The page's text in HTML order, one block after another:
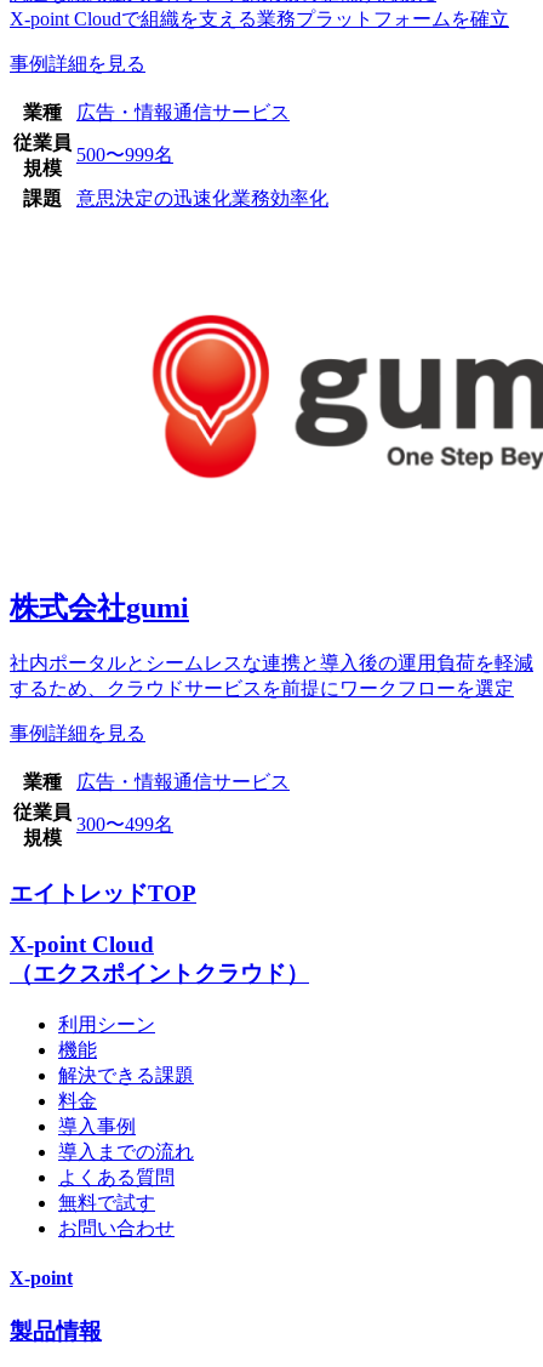
X-point Cloudで組織を支える業務プラットフォームを確立
事例詳細を見る
業種
広告・情報通信サービス
従業員
規模
500〜999名
課題 意思決定の迅速化業務効率化
株式会社gumi
社内ポータルとシームレスな連携と導入後の運用負荷を軽減
するため、クラウドサービスを前提にワークフローを選定
事例詳細を見る
業種
広告・情報通信サービス
従業員
規模
300〜499名
エイトレッドTOP
X-point Cloud
（エクスポイントクラウド）
利用シーン
機能
解決できる課題
料金
導入事例
導入までの流れ
よくある質問
無料で試す
お問い合わせ
X-point
製品情報